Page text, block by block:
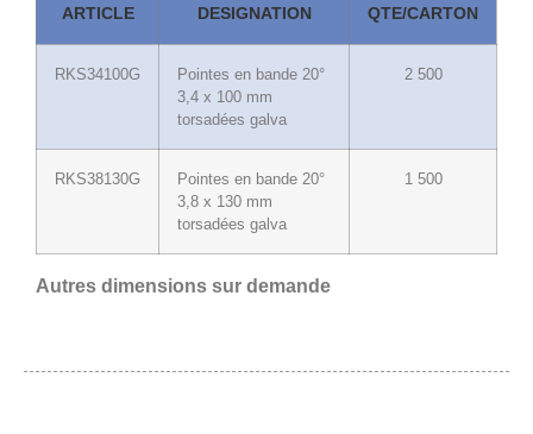
ARTICLE DESIGNATION QTE/CARTON
RKS34100G
Pointes en bande 20°
3,4 x 100 mm
torsadées galva
2 500
RKS38130G
Pointes en bande 20°
3,8 x 130 mm
torsadées galva
1 500
Autres dimensions sur demande